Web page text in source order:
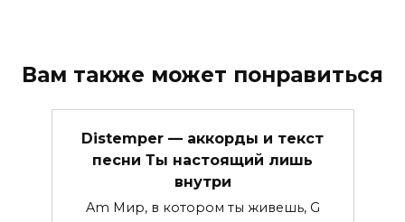
Вам также может понравиться
Distemper — аккорды и текст
песни Ты настоящий лишь
внутри
Am Мир, в котором ты живешь, G